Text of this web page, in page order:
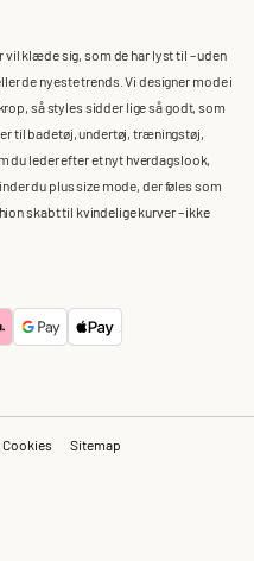
vil klæde sig, som de har lyst til – uden
de nyeste trends. Vi designer mode i
så styles sidder lige så godt, som
til badetøj, undertøj, træningstøj,
du leder efter et nyt hverdagslook,
du plus size mode, der føles som
skabt til kvindelige kurver – ikke
Cookies Sitemap